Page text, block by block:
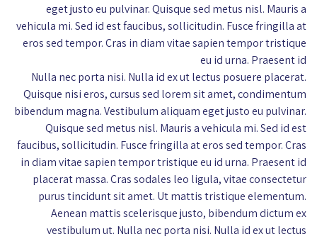
eget justo eu pulvinar. Quisque sed metus nisl. Mauris a
vehicula mi. Sed id est faucibus, sollicitudin. Fusce fringilla at
eros sed tempor. Cras in diam vitae sapien tempor tristique
eu id urna. Praesent id
Nulla nec porta nisi. Nulla id ex ut lectus posuere placerat.
Quisque nisi eros, cursus sed lorem sit amet, condimentum
bibendum magna. Vestibulum aliquam eget justo eu pulvinar.
Quisque sed metus nisl. Mauris a vehicula mi. Sed id est
faucibus, sollicitudin. Fusce fringilla at eros sed tempor. Cras
in diam vitae sapien tempor tristique eu id urna. Praesent id
placerat massa. Cras sodales leo ligula, vitae consectetur
purus tincidunt sit amet. Ut mattis tristique elementum.
Aenean mattis scelerisque justo, bibendum dictum ex
vestibulum ut. Nulla nec porta nisi. Nulla id ex ut lectus